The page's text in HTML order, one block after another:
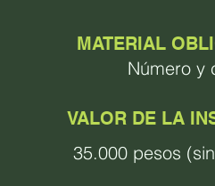
MATERIAL
Número y
VALOR DE LA
35.000 pesos